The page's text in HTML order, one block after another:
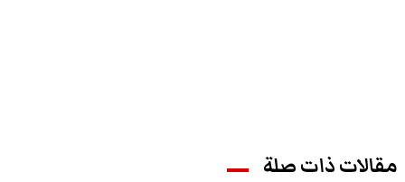
مقالات ذات صلة